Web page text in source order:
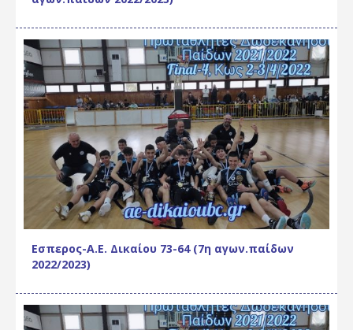
Εσπερος-Α.Ε. Δικαίου 73-64 (7η αγων.παίδων
2022/2023)